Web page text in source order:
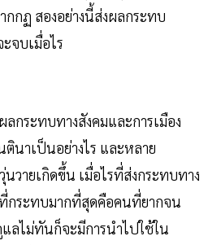
กกฏ สองอย่างนี้ส่งผลกระทบ
จบเมื่อไร
กระทบทางสังคมและการเมือง
ตินาเป็นอย่างไร และหลาย
วายเกิดขึ้น เมื่อไรที่ส่งกระทบทาง
กระทบมากที่สุดคือคนที่ยากจน
ลไม่ทันก็จะมีการนำไปใช้ใน